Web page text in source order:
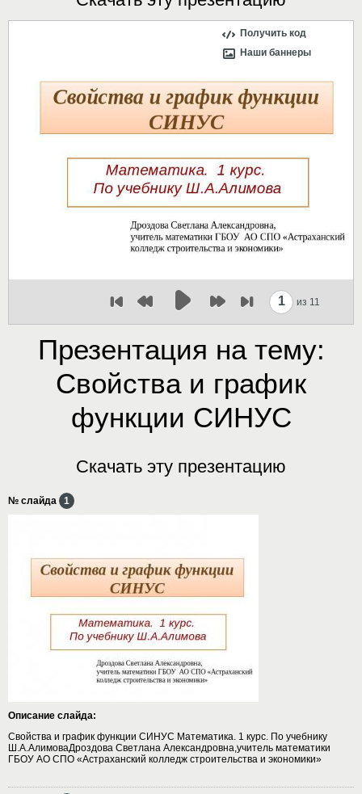
Получить код
Наши баннеры
1 из 11
Презентация на тему:
Свойства и график
функции СИНУС
Скачать эту презентацию
№ слайда 1
Описание слайда:
Свойства и график функции СИНУС Математика. 1 курс. По учебнику
Ш.А.АлимоваДроздова Светлана Александровна,учитель математики
ГБОУ АО СПО «Астраханский колледж строительства и экономики»